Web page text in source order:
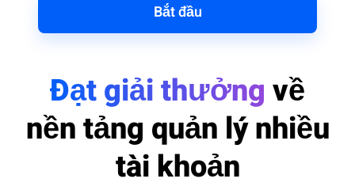
Bắt đầu
Đạt giải thưởngvề
nền tảng quản lý nhiều
tài khoản